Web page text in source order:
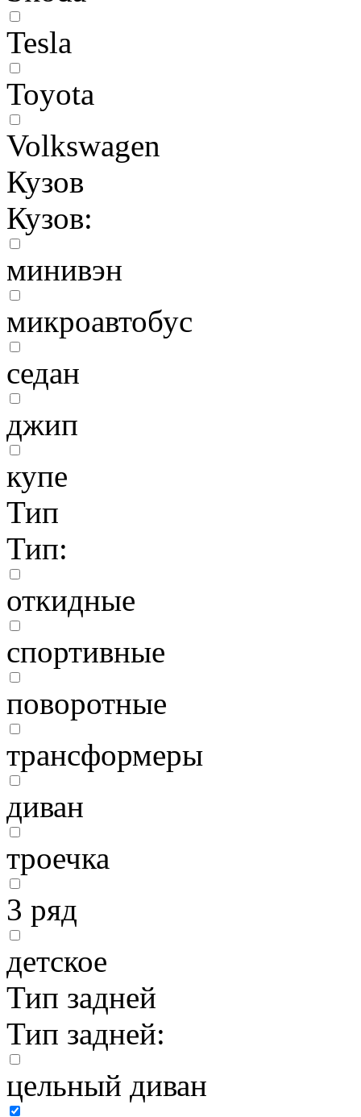
Tesla
Toyota
Volkswagen
Кузов
Кузов:
минивэн
микроавтобус
седан
джип
купе
Тип
Тип:
откидные
спортивные
поворотные
трансформеры
диван
троечка
3 ряд
детское
Тип задней
Тип задней:
цельный диван